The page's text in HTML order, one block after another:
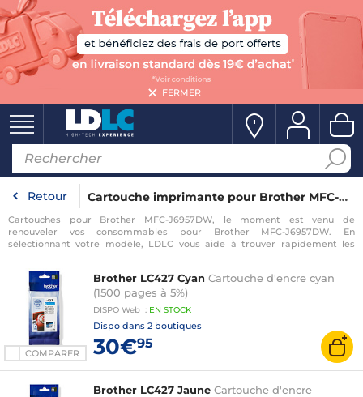
FERMER
Retour Cartouche imprimante pour Brother MFC-J6957DW
Cartouches pour Brother MFC-J6957DW, le moment est venu de
renouveler vos consommables pour Brother MFC-J6957DW. En
sélectionnant votre modèle, LDLC vous aide à trouver rapidement les
COMPARER
Brother LC427 Cyan Cartouche d'encre cyan
(1500 pages à 5%)
DISPO Web : EN STOCK
Dispo dans 2 boutiques
30€95
Brother LC427 Jaune Cartouche d'encre